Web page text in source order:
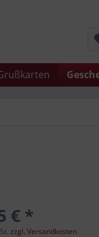
€ *
zzgl. Versandkosten